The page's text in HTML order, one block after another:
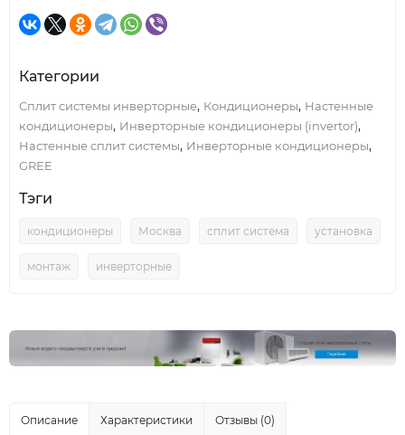
Категории
Сплит системы инверторные, Кондиционеры, Настенные
кондиционеры, Инверторные кондиционеры (invertor),
Настенные сплит системы, Инверторные кондиционеры,
GREE
Тэги
кондиционеры Москва сплит система установка
монтаж инверторные
Описание Характеристики Отзывы (0)